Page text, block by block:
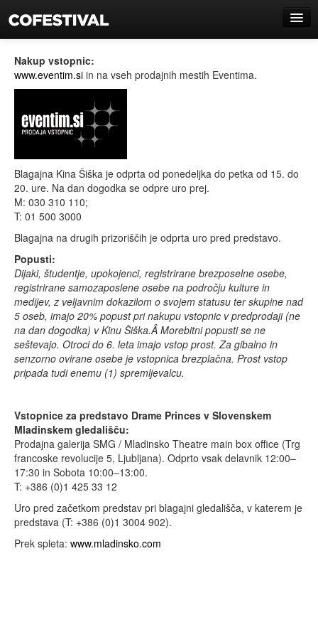
Program
Galerije
O festivalu
Prizorišča
Vstopnice
Za medije
Partnerji
Kolofon
Nakup vstopnic:
www.eventim.si in na vseh prodajnih mestih Eventima.
Blagajna Kina Šiška je odprta od ponedeljka do petka od 15. do
20. ure. Na dan dogodka se odpre uro prej.
M: 030 310 110;
T: 01 500 3000
Blagajna na drugih prizoriščih je odprta uro pred predstavo.
Popusti:
Dijaki, študentje, upokojenci, registrirane brezposelne osebe,
registrirane samozaposlene osebe na področju kulture in
medijev, z veljavnim dokazilom o svojem statusu ter skupine nad
5 oseb, imajo 20% popust pri nakupu vstopnic v predprodaji (ne
na dan dogodka) v Kinu Šiška.Â Morebitni popusti se ne
seštevajo. Otroci do 6. leta imajo vstop prost. Za gibalno in
senzorno ovirane osebe je vstopnica brezplačna. Prost vstop
pripada tudi enemu (1) spremljevalcu.
Vstopnice za predstavo Drame Princes v Slovenskem
Mladinskem gledališču:
Prodajna galerija SMG / Mladinsko Theatre main box office (Trg
francoske revolucije 5, Ljubljana). Odprto vsak delavnik 12:00–
17:30 in Sobota 10:00–13:00.
T: +386 (0)1 425 33 12
Uro pred začetkom predstav pri blagajni gledališča, v katerem je
predstava (T: +386 (0)1 3004 902).
Prek spleta: www.mladinsko.com